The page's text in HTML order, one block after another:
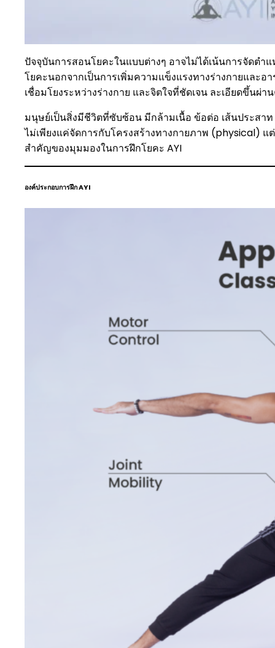
ปัจจุบันการสอนโยคะในแบบต่างๆ อาจไม่ได้เน้นการจัดตำ
โยคะนอกจากเป็นการเพิ่มความแข็งแรงทางร่างกายและ
เชื่อมโยงระหว่างร่างกาย และจิตใจที่ชัดเจน ละเอียดขึ้นผ่าน
มนุษย์เป็นสิ่งมีชีวิตที่ซับซ้อน มีกล้ามเนื้อ ข้อต่อ เส้นประสา
ไม่เพียงแค่จัดการกับโครงสร้างทางกายภาพ (physical)
สำคัญของมุมมองในการฝึกโยคะ AYI
องค์ประกอบการฝึก AYI